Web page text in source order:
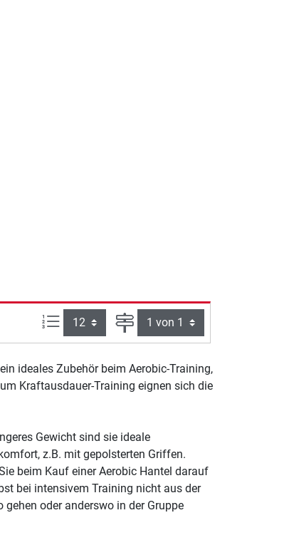
Artikel pro Seite: Seite
ideales Zubehör beim Aerobic-Training,
Kraftausdauer-Training eignen sich die
Gewicht sind sie ideale
z.B. mit gepolsterten Griffen.
beim Kauf einer Aerobic Hantel darauf
bei intensivem Training nicht aus der
oder anderswo in der Gruppe